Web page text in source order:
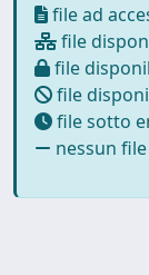
file ad
file
file
file
file sotto
nessun